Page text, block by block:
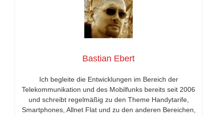
Bastian Ebert
Ich begleite die Entwicklungen im Bereich der
Telekommunikation und des Mobilfunks bereits seit 2006
und schreibt regelmäßig zu den Theme Handytarife,
Smartphones, Allnet Flat und zu den anderen Bereichen,